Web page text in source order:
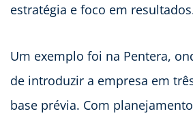
estratégia e foco em
Um exemplo foi na Pentera,
de introduzir a empresa em
base prévia. Com